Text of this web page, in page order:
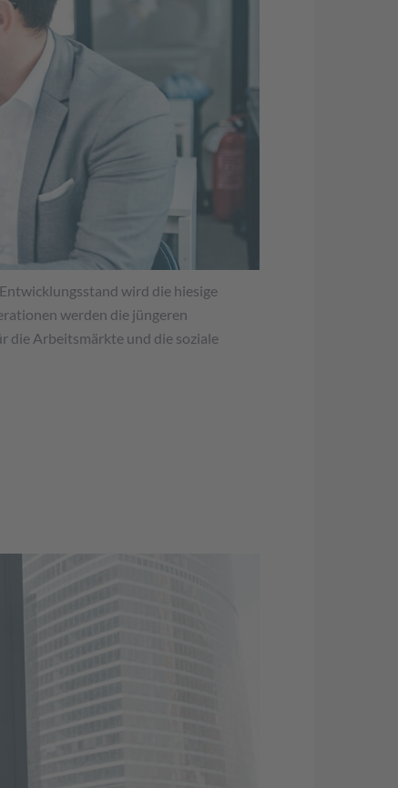
wird die hiesige
werden die jüngeren
die Arbeitsmärkte und die soziale